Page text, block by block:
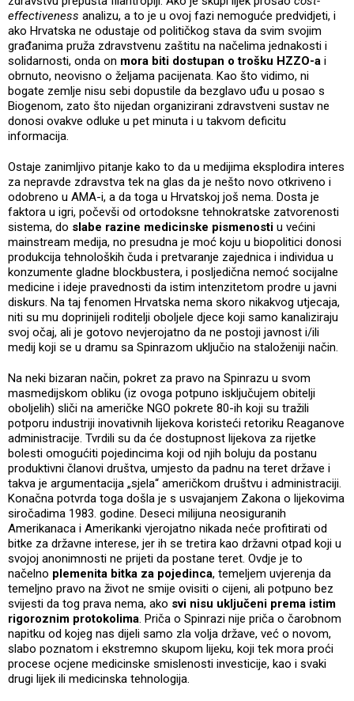
effectiveness analizu, a to je u ovoj fazi nemoguće predvidjeti, i
ako Hrvatska ne odustaje od političkog stava da svim svojim
građanima pruža zdravstvenu zaštitu na načelima jednakosti i
solidarnosti, onda on mora biti dostupan o trošku HZZO-a i
obrnuto, neovisno o željama pacijenata. Kao što vidimo, ni
bogate zemlje nisu sebi dopustile da bezglavo uđu u posao s
Biogenom, zato što nijedan organizirani zdravstveni sustav ne
donosi ovakve odluke u pet minuta i u takvom deficitu
informacija.
Ostaje zanimljivo pitanje kako to da u medijima eksplodira interes
za nepravde zdravstva tek na glas da je nešto novo otkriveno i
odobreno u AMA-i, a da toga u Hrvatskoj još nema. Dosta je
faktora u igri, počevši od ortodoksne tehnokratske zatvorenosti
sistema, do slabe razine medicinske pismenosti u većini
mainstream medija, no presudna je moć koju u biopolitici donosi
produkcija tehnoloških čuda i pretvaranje zajednica i individua u
konzumente gladne blockbustera, i posljedična nemoć socijalne
medicine i ideje pravednosti da istim intenzitetom prodre u javni
diskurs. Na taj fenomen Hrvatska nema skoro nikakvog utjecaja,
niti su mu doprinijeli roditelji oboljele djece koji samo kanaliziraju
svoj očaj, ali je gotovo nevjerojatno da ne postoji javnost i/ili
medij koji se u dramu sa Spinrazom uključio na staloženiji način.
Na neki bizaran način, pokret za pravo na Spinrazu u svom
masmedijskom obliku (iz ovoga potpuno isključujem obitelji
oboljelih) sliči na američke NGO pokrete 80-ih koji su tražili
potporu industriji inovativnih lijekova koristeći retoriku Reaganove
administracije. Tvrdili su da će dostupnost lijekova za rijetke
bolesti omogućiti pojedincima koji od njih boluju da postanu
produktivni članovi društva, umjesto da padnu na teret države i
takva je argumentacija „sjela“ američkom društvu i administraciji.
Konačna potvrda toga došla je s usvajanjem Zakona o lijekovima
siročadima 1983. godine. Deseci milijuna neosiguranih
Amerikanaca i Amerikanki vjerojatno nikada neće profitirati od
bitke za državne interese, jer ih se tretira kao državni otpad koji u
svojoj anonimnosti ne prijeti da postane teret. Ovdje je to
načelno plemenita bitka za pojedinca, temeljem uvjerenja da
temeljno pravo na život ne smije ovisiti o cijeni, ali potpuno bez
svijesti da tog prava nema, ako svi nisu uključeni prema istim
rigoroznim protokolima. Priča o Spinrazi nije priča o čarobnom
napitku od kojeg nas dijeli samo zla volja države, već o novom,
slabo poznatom i ekstremno skupom lijeku, koji tek mora proći
procese ocjene medicinske smislenosti investicije, kao i svaki
drugi lijek ili medicinska tehnologija.